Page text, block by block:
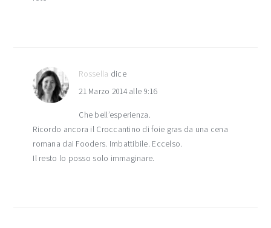
Rossella dice
21 Marzo 2014 alle 9:16
Che bell’esperienza.
Ricordo ancora il Croccantino di foie gras da una cena
romana dai Fooders. Imbattibile. Eccelso.
Il resto lo posso solo immaginare.